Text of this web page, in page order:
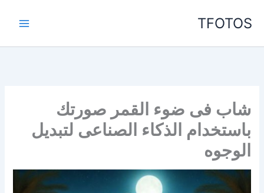
TFOTOS
شاب فى ضوء القمر صورتك
باستخدام الذكاء الصناعى لتبديل
الوجوه